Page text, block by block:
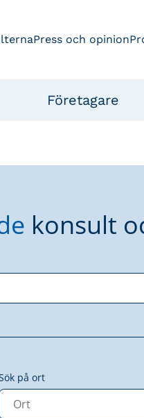
Press och opinion
Företagare
konsult
på ort